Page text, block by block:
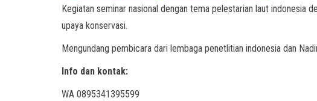
Kegiatan seminar nasional dengan tema pelestarian laut indonesia
upaya konservasi.
Mengundang pembicara dari lembaga penetlitian indonesia dan
Info dan kontak:
WA 0895341395599